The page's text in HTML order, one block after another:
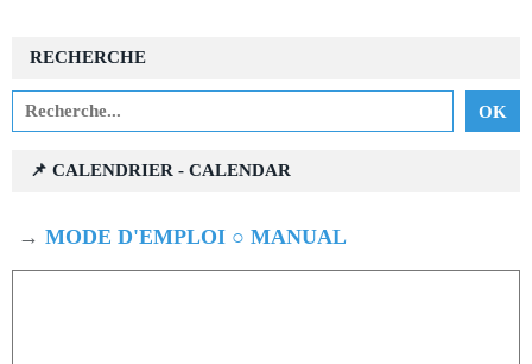
RECHERCHE
📌 CALENDRIER - CALENDAR
→ MODE D'EMPLOI ○ MANUAL